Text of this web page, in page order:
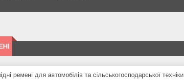
ремені для автомобілів та сільськогосподарської техніки